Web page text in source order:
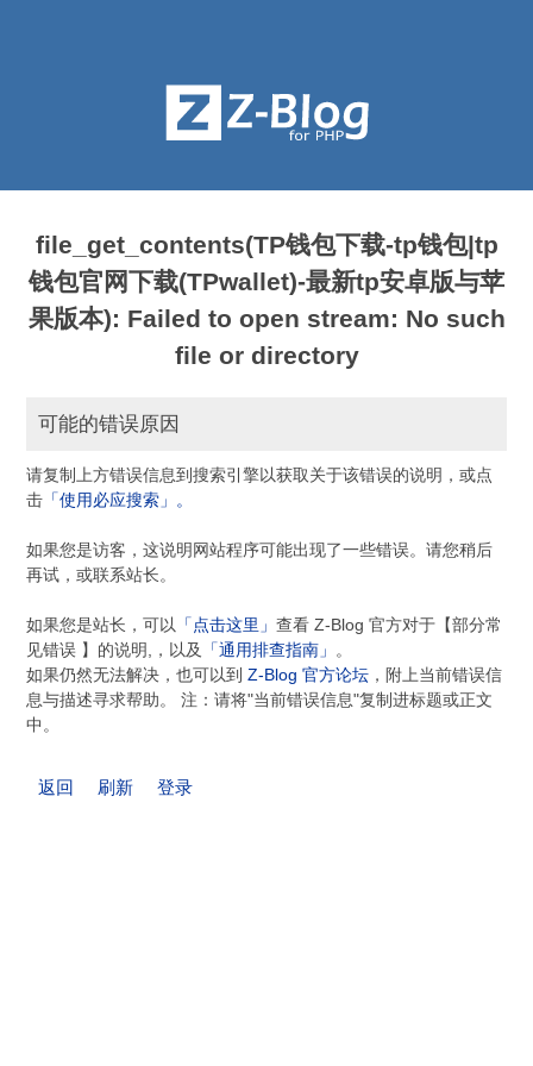
file_get_contents(TP钱包下载-tp钱包|tp
钱包官网下载(TPwallet)-最新tp安卓版与苹
果版本): Failed to open stream: No such
file or directory
可能的错误原因
请复制上方错误信息到搜索引擎以获取关于该错误的说明，或点
击 「使用必应搜索」。
如果您是访客，这说明网站程序可能出现了一些错误。请您稍后
再试，或联系站长。
如果您是站长，可以 「点击这里」查看 Z-Blog 官方对于【部分常
见错误 】的说明,，以及
「通用排查指南」 。
如果仍然无法解决，也可以到Z-Blog 官方论坛 ，附上当前错误信
息与描述寻求帮助。 注：请将"当前错误信息"复制进标题或正文
中。
返回 刷新 登录